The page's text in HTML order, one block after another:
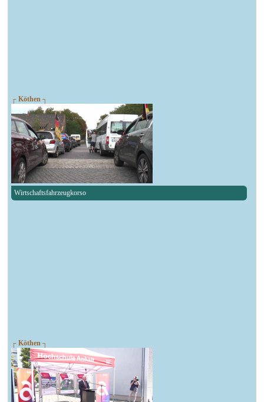
┌ Köthen ┐
Wirtschaftsfahrzeugkorso
┌ Köthen ┐